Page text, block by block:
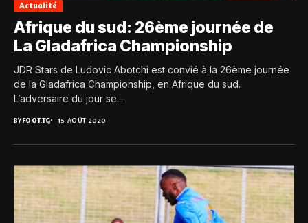
Actualité
Afrique du sud: 26ème journée de
La Gladafrica Championship
JDR Stars de Ludovic Abotchi est convié à la 26ème journée
de la Gladafrica Championship, en Afrique du sud.
L’adversaire du jour se...
BYFOOT.TG 15 AOÛT 2020